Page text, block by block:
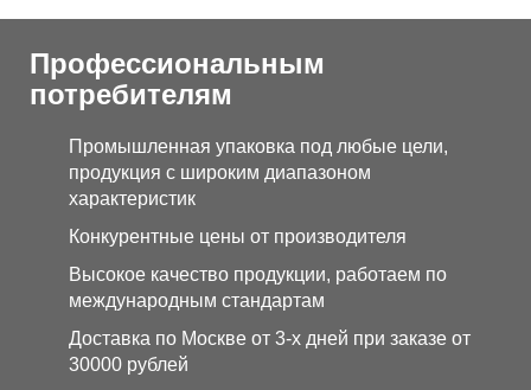
Профессиональным
потребителям
Промышленная упаковка под любые цели,
продукция с широким диапазоном
характеристик
Конкурентные цены от производителя
Высокое качество продукции, работаем по
международным стандартам
Доставка по Москве от 3-х дней при заказе от
30000 рублей